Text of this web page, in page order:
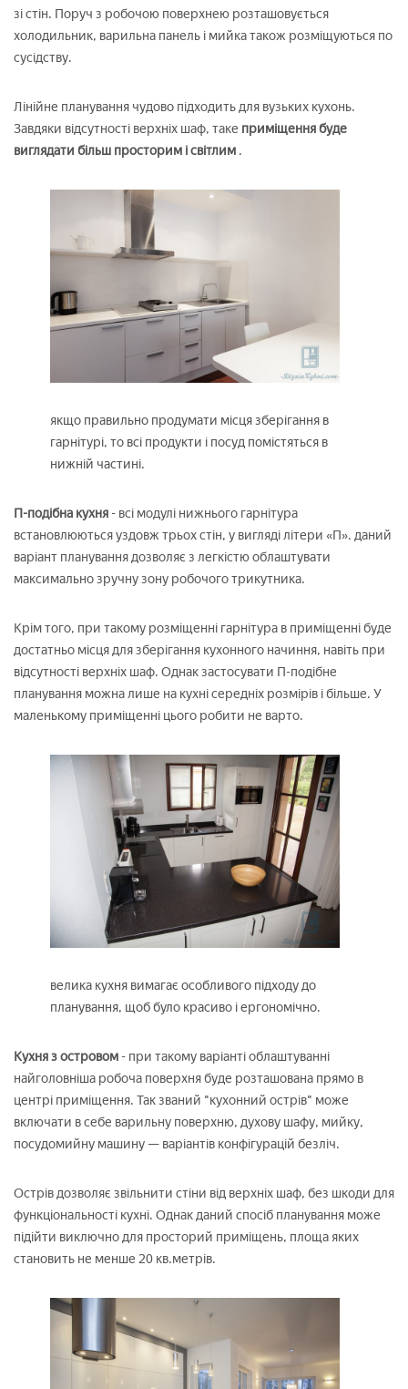
зі стін. Поруч з робочою поверхнею розташовується
холодильник, варильна панель і мийка також розміщуються по
сусідству.
Лінійне планування чудово підходить для вузьких кухонь.
Завдяки відсутності верхніх шаф, таке приміщення буде
виглядати більш просторим і світлим .
якщо правильно продумати місця зберігання в
гарнітурі, то всі продукти і посуд помістяться в
нижній частині.
П-подібна кухня - всі модулі нижнього гарнітура
встановлюються уздовж трьох стін, у вигляді літери «П». даний
варіант планування дозволяє з легкістю облаштувати
максимально зручну зону робочого трикутника.
Крім того, при такому розміщенні гарнітура в приміщенні буде
достатньо місця для зберігання кухонного начиння, навіть при
відсутності верхніх шаф. Однак застосувати П-подібне
планування можна лише на кухні середніх розмірів і більше. У
маленькому приміщенні цього робити не варто.
велика кухня вимагає особливого підходу до
планування, щоб було красиво і ергономічно.
Кухня з островом - при такому варіанті облаштуванні
найголовніша робоча поверхня буде розташована прямо в
центрі приміщення. Так званий "кухонний острів" може
включати в себе варильну поверхню, духову шафу, мийку,
посудомийну машину — варіантів конфігурацій безліч.
Острів дозволяє звільнити стіни від верхніх шаф, без шкоди для
функціональності кухні. Однак даний спосіб планування може
підійти виключно для просторий приміщень, площа яких
становить не менше 20 кв.метрів.